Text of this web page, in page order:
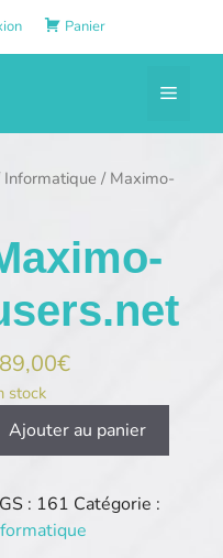
Panier
Menu
Informatique / Maximo-
€
stock
Ajouter au panier
: 161 Catégorie :